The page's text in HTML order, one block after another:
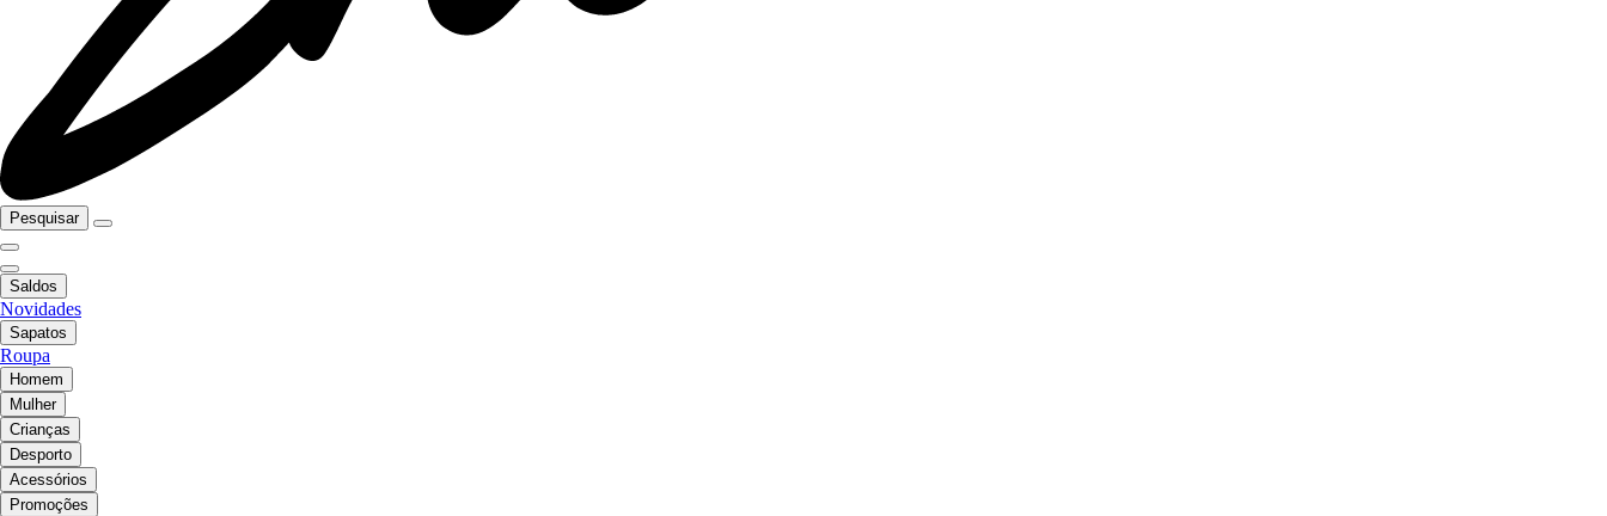
Pesquisar
Saldos
Novidades
Sapatos
Roupa
Homem
Mulher
Crianças
Desporto
Acessórios
Promoções